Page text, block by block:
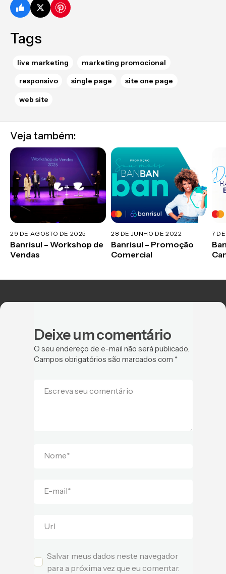
Tags
live marketing marketing promocional
responsivo single page site one page
web site
Veja também:
29 DE AGOSTO DE 2025
Banrisul – Workshop de
Vendas
28 DE JUNHO DE 2022
Banrisul – Promoção
Comercial
7
Deixe um comentário
O seu endereço de e-mail não será publicado.
Campos obrigatórios são marcados com *
Escreva seu comentário
Nome*
E-mail*
Url
Salvar meus dados neste navegador
para a próxima vez que eu comentar.